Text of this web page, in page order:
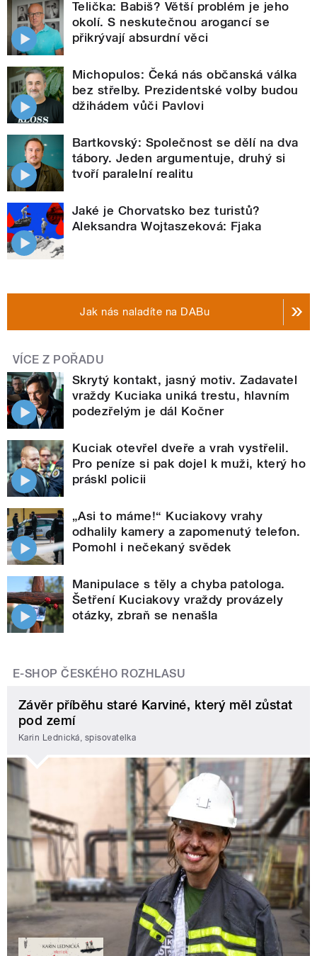
Telička: Babiš? Větší problém je jeho
okolí. S neskutečnou arogancí se
přikrývají absurdní věci
Michopulos: Čeká nás občanská válka
bez střelby. Prezidentské volby budou
džihádem vůči Pavlovi
Bartkovský: Společnost se dělí na dva
tábory. Jeden argumentuje, druhý si
tvoří paralelní realitu
Jaké je Chorvatsko bez turistů?
Aleksandra Wojtaszeková: Fjaka
Jak nás naladíte na DABu
VÍCE Z POŘADU
Skrytý kontakt, jasný motiv. Zadavatel
vraždy Kuciaka uniká trestu, hlavním
podezřelým je dál Kočner
Kuciak otevřel dveře a vrah vystřelil.
Pro peníze si pak dojel k muži, který ho
práskl policii
„Asi to máme!“ Kuciakovy vrahy
odhalily kamery a zapomenutý telefon.
Pomohl i nečekaný svědek
Manipulace s těly a chyba patologa.
Šetření Kuciakovy vraždy provázely
otázky, zbraň se nenašla
E-SHOP ČESKÉHO ROZHLASU
Závěr příběhu staré Karviné, který měl zůstat
pod zemí
Karin Lednická, spisovatelka